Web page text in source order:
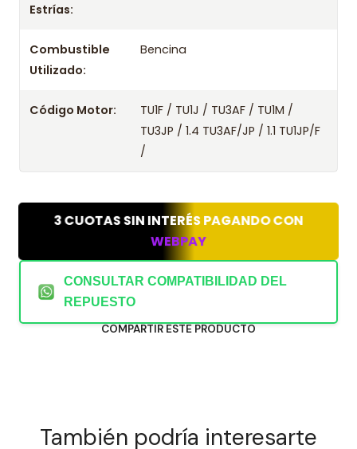
Estrías:
Combustible
Utilizado:
Bencina
Código Motor:
TU1F / TU1J / TU3AF / TU1M /
TU3JP / 1.4 TU3AF/JP / 1.1 TU1JP/F
/
3 CUOTAS SIN INTERÉS PAGANDO CON
WEBPAY
CONSULTAR COMPATIBILIDAD DEL
REPUESTO
COMPARTIR ESTE PRODUCTO
También podría interesarte